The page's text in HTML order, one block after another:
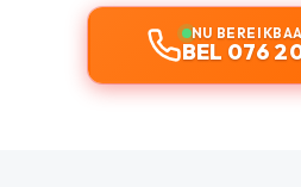
NU
BEL 076